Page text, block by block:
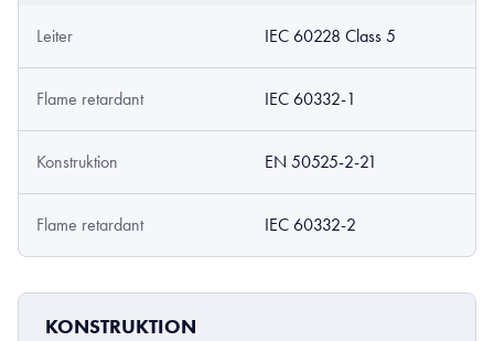
Leiter IEC 60228 Class 5
Flame retardant IEC 60332-1
Konstruktion EN 50525-2-21
Flame retardant IEC 60332-2
KONSTRUKTION